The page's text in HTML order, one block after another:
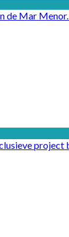
de Mar
project